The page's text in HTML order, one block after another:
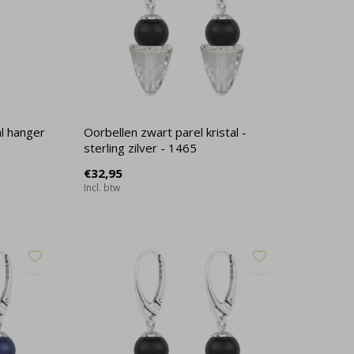
hanger
Oorbellen zwart parel kristal -
sterling zilver - 1465
€32,95
Incl. btw